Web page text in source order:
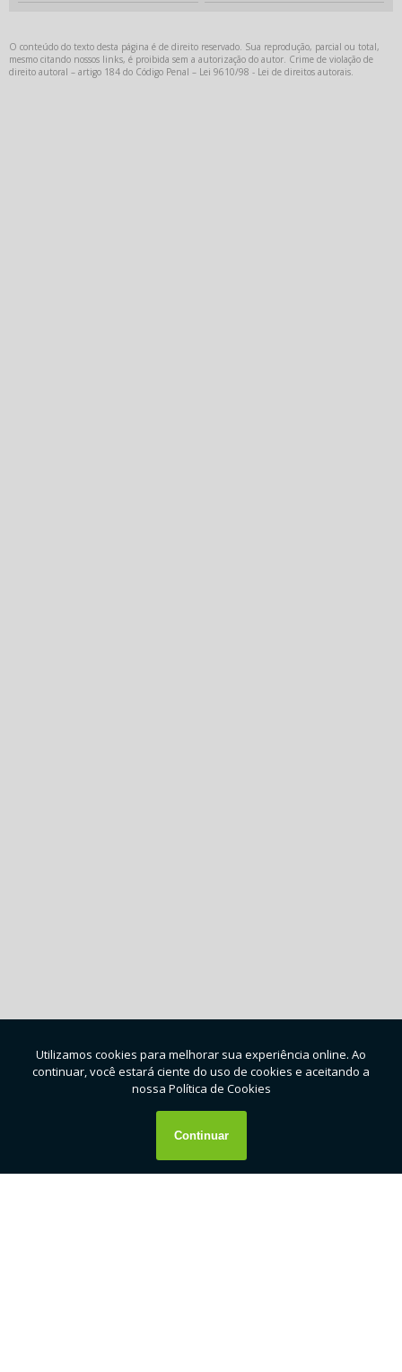
O conteúdo do texto desta página é de direito reservado. Sua reprodução, parcial ou total,
mesmo citando nossos links, é proibida sem a autorização do autor. Crime de violação de
direito autoral – artigo 184 do Código Penal – Lei 9610/98 - Lei de direitos autorais.